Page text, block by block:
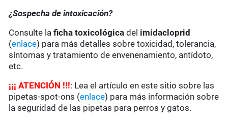
¿Sospecha de intoxicación?
Consulte laficha toxicológica del imidacloprid
(enlace) para más detalles sobre toxicidad, tolerancia,
síntomas y tratamiento de envenenamiento, antídoto,
etc.
¡¡¡ATENCIÓN !!!: Lea el artículo en este sitio sobre las
pipetas-spot-ons (enlace) para más información sobre
la seguridad de las pipetas para perros y gatos.